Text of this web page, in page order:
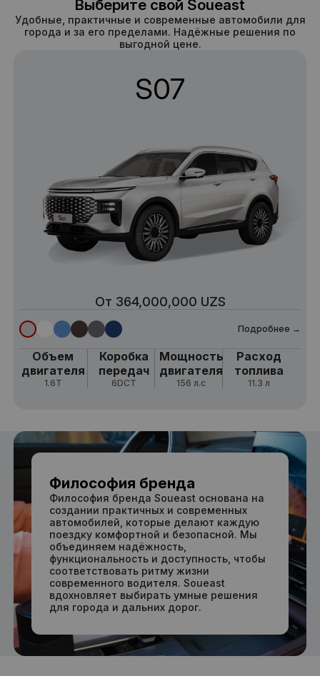
Выберите свой Soueast
Удобные, практичные и современные автомобили для
города и за его пределами. Надёжные решения по
выгодной цене.
S07
От 364,000,000 UZS
Подробнее →
1.6Т
Объем
двигателя
6DCT
Коробка
передач
156 л.с
Мощность
двигателя
11.3 л
Расход
топлива
Философия бренда
Философия бренда Soueast основана на
создании практичных и современных
автомобилей, которые делают каждую
поездку комфортной и безопасной. Мы
объединяем надёжность,
функциональность и доступность, чтобы
соответствовать ритму жизни
современного водителя. Soueast
вдохновляет выбирать умные решения
для города и дальних дорог.